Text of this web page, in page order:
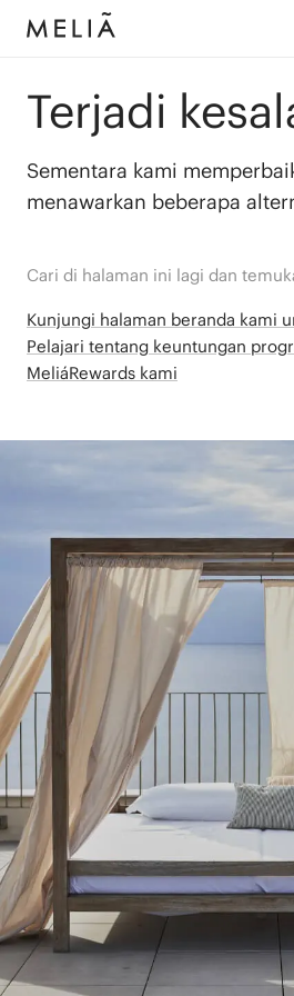
Terjadi
Sementara kami
menawarkan beberapa
Cari di halaman ini lagi dan
Kunjungi halaman beranda kami
Pelajari tentang keuntungan
MeliáRewards kami